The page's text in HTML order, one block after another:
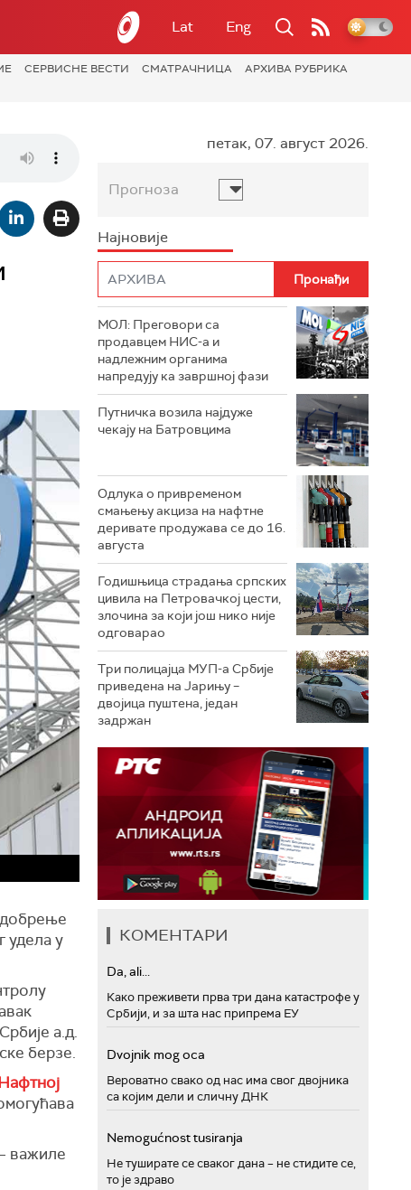
Lat Eng
СЕРВИСНЕ ВЕСТИ СМАТРАЧНИЦА
АРХИВА РУБРИКА
удела у
а.д.
берзе.
важиле
петак, 07. август 2026.
Прогноза
Најновије
МОЛ: Преговори са
продавцем НИС-а и
надлежним органима
напредују ка завршној фази
Путничка возила најдуже
чекају на Батровцима
Одлука о привременом
смањењу акциза на нафтне
деривате продужава се до 16.
августа
Годишњица страдања српских
цивила на Петровачкој цести,
злочина за који још нико није
одговарао
Три полицајца МУП-а Србије
приведена на Јарињу –
двојица пуштена, један
задржан
КОМЕНТАРИ
Da, ali...
Како преживети прва три дана катастрофе у
Србији, и за шта нас припрема ЕУ
Dvojnik mog oca
Вероватно свако од нас има свог двојника
са којим дели и сличну ДНК
Nemogućnost tusiranja
Не туширате се сваког дана – не стидите се,
то је здраво